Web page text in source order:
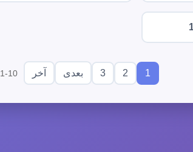
1
2
3 بعدی آخر 1-10 از 3426